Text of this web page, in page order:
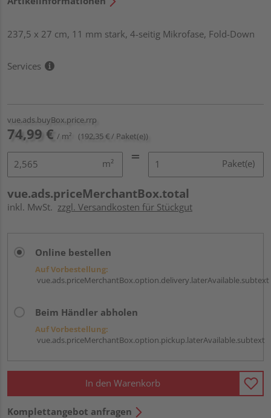
237,5 x 27 cm, 11 mm stark, 4-seitig Mikrofase, Fold-Down
Services
vue.ads.buyBox.price.rrp
74,99 € / m² (192,35 € / Paket(e))
m² Paket(e)
vue.ads.priceMerchantBox.total
inkl. MwSt. zzgl. Versandkosten für Stückgut
Online bestellen
Auf Vorbestellung:
vue.ads.priceMerchantBox.option.delivery.laterAvailable.subtext
Beim Händler abholen
Auf Vorbestellung:
vue.ads.priceMerchantBox.option.pickup.laterAvailable.subtext
In den Warenkorb
Komplettangebot anfragen